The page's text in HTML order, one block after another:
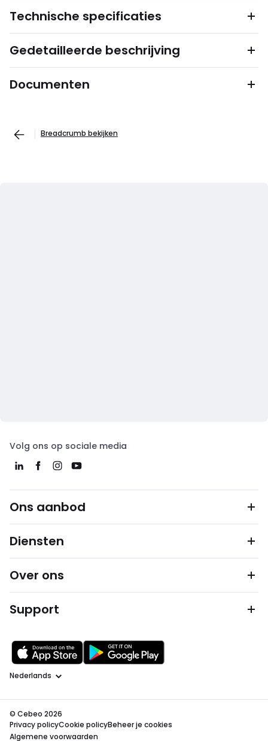
Technische specificaties
Gedetailleerde beschrijving
Documenten
Breadcrumb bekijken
Volg ons op sociale media
Ons aanbod
Diensten
Over ons
Support
Taal
© Cebeo 2026
Privacy policyCookie policyBeheer je cookies
Algemene voorwaarden